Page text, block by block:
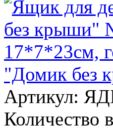
"Домик без
Артикул:
Количество